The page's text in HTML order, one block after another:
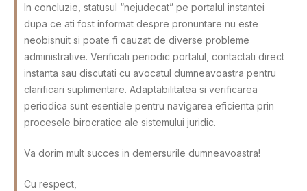
In concluzie, statusul “nejudecat” pe portalul instantei
dupa ce ati fost informat despre pronuntare nu este
neobisnuit si poate fi cauzat de diverse probleme
administrative. Verificati periodic portalul, contactati direct
instanta sau discutati cu avocatul dumneavoastra pentru
clarificari suplimentare. Adaptabilitatea si verificarea
periodica sunt esentiale pentru navigarea eficienta prin
procesele birocratice ale sistemului juridic.
Va dorim mult succes in demersurile dumneavoastra!
Cu respect,